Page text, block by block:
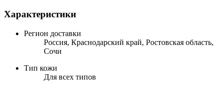
Характеристики
Регион доставки
Россия, Краснодарский край, Ростовская область,
Сочи
Тип кожи
Для всех типов